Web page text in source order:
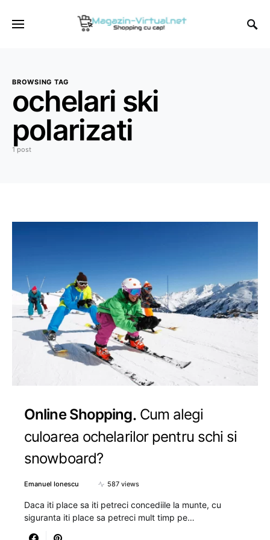
BROWSING TAG
ochelari ski
polarizati
1 post
Online Shopping Cum alegi
culoarea ochelarilor pentru schi si
snowboard?
Emanuel Ionescu 587 views
Daca iti place sa iti petreci concediile la munte, cu
siguranta iti place sa petreci mult timp pe…